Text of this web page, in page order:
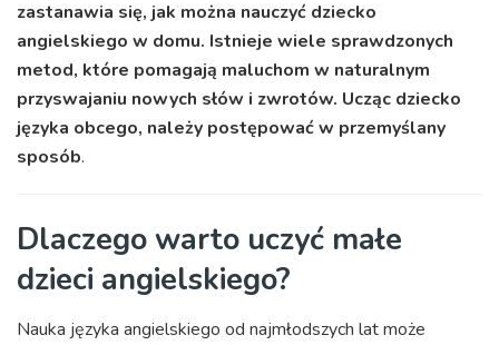
zastanawia się, jak można nauczyć dziecko
angielskiego w domu. Istnieje wiele sprawdzonych
metod, które pomagają maluchom w naturalnym
przyswajaniu nowych słów i zwrotów. Ucząc dziecko
języka obcego, należy postępować w przemyślany
sposób.
Dlaczego warto uczyć małe
dzieci angielskiego?
Nauka języka angielskiego od najmłodszych lat może